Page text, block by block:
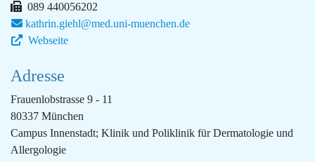
089 440056202
kathrin.giehl@med.uni-muenchen.de
Webseite
Adresse
Frauenlobstrasse 9 - 11
80337 München
Campus Innenstadt; Klinik und Poliklinik für Dermatologie und
Allergologie